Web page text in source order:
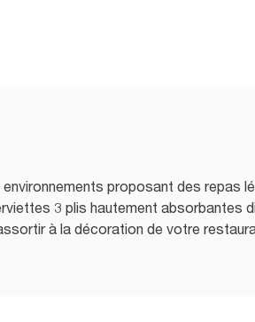
proposant des repas
3 plis hautement absorbantes
à la décoration de votre